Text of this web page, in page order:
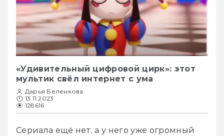
«Удивительный цифровой цирк»: этот
мультик свёл интернет с ума
Дарья Беленкова
13.11.2023
128616
Сериала ещё нет, а у него уже огромный